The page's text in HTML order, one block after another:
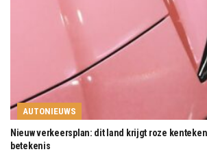
AUTONIEUWS
Nieuw verkeersplan: dit land krijgt roze
betekenis